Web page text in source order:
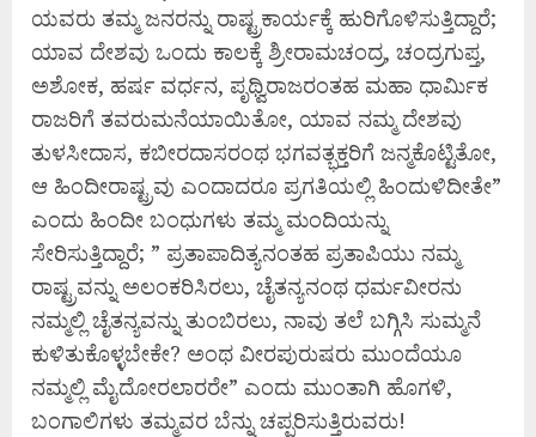
ಯವರು ತಮ್ಮ ಜನರನ್ನು ರಾಷ್ಟ್ರಕಾರ್ಯಕ್ಕೆ ಹುರಿಗೊಳಿಸುತ್ತಿದ್ದಾರೆ;
ಯಾವ ದೇಶವು ಒಂದು ಕಾಲಕ್ಕೆ ಶ್ರೀರಾಮಚಂದ್ರ, ಚಂದ್ರಗುಪ್ತ,
ಅಶೋಕ, ಹರ್ಷ ವರ್ಧನ, ಪೃಥ್ವಿರಾಜರಂತಹ ಮಹಾ ಧಾರ್ಮಿಕ
ರಾಜರಿಗೆ ತವರುಮನೆಯಾಯಿತೋ, ಯಾವ ನಮ್ಮ ದೇಶವು
ತುಳಸೀದಾಸ, ಕಬೀರದಾಸರಂಥ ಭಗವತ್ಭಕ್ತರಿಗೆ ಜನ್ಮಕೊಟ್ಟಿತೋ,
ಆ ಹಿಂದೀರಾಷ್ಟ್ರವು ಎಂದಾದರೂ ಪ್ರಗತಿಯಲ್ಲಿ ಹಿಂದುಳಿದೀತೇ”
ಎಂದು ಹಿಂದೀ ಬಂಧುಗಳು ತಮ್ಮ ಮಂದಿಯನ್ನು
ಸೇರಿಸುತ್ತಿದ್ದಾರೆ; ” ಪ್ರತಾಪಾದಿತ್ಯನಂತಹ ಪ್ರತಾಪಿಯು ನಮ್ಮ
ರಾಷ್ಟ್ರವನ್ನು ಅಲಂಕರಿಸಿರಲು, ಚೈತನ್ಯನಂಥ ಧರ್ಮವೀರನು
ನಮ್ಮಲ್ಲಿ ಚೈತನ್ಯವನ್ನು ತುಂಬಿರಲು, ನಾವು ತಲೆ ಬಗ್ಗಿಸಿ ಸುಮ್ಮನೆ
ಕುಳಿತುಕೊಳ್ಳಬೇಕೇ? ಅಂಥ ವೀರಪುರುಷರು ಮುಂದೆಯೂ
ನಮ್ಮಲ್ಲಿ ಮೈದೋರಲಾರರೇ” ಎಂದು ಮುಂತಾಗಿ ಹೊಗಳಿ,
ಬಂಗಾಲಿಗಳು ತಮ್ಮವರ ಬೆನ್ನು ಚಪ್ಪರಿಸುತ್ತಿರುವರು!